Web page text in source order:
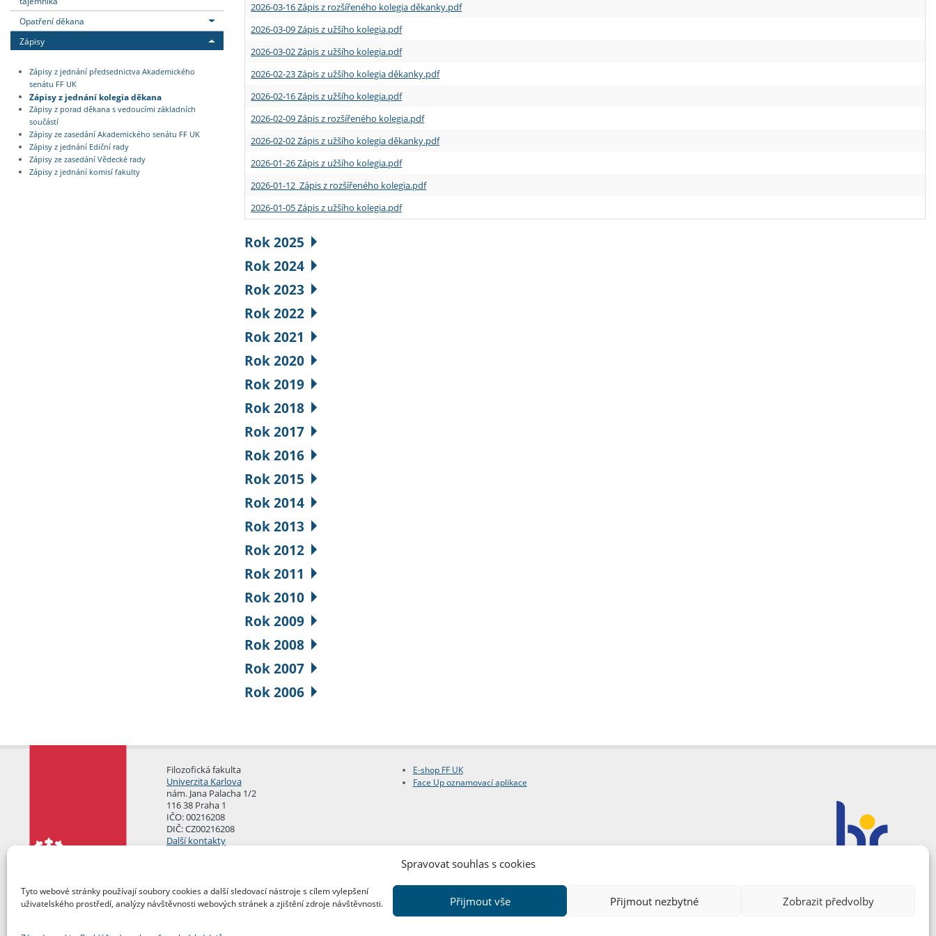
Spravovat souhlas s cookies
Tyto webové stránky používají soubory cookies a další sledovací nástroje s cílem vylepšení
uživatelského prostředí, analýzy návštěvnosti webových stránek a zjištění zdroje návštěvnosti.
Přijmout vše Přijmout nezbytné Zobrazit předvolby
Opatření děkana
Zápisy
Zápisy z jednání předsednictva Akademického
senátu FF UK
Zápisy z jednání kolegia děkana
Zápisy z porad děkana s vedoucími základních
součástí
Zápisy ze zasedání Akademického senátu FF UK
Zápisy z jednání Ediční rady
Zápisy ze zasedání Vědecké rady
Zápisy z jednání komisí fakulty
2026-03-16 Zápis z rozšířeného kolegia děkanky.pdf
2026-03-09 Zápis z užšího kolegia.pdf
2026-03-02 Zápis z užšího kolegia.pdf
2026-02-23 Zápis z užšího kolegia děkanky.pdf
2026-02-16 Zápis z užšího kolegia.pdf
2026-02-09 Zápis z rozšířeného kolegia.pdf
2026-02-02 Zápis z užšího kolegia děkanky.pdf
2026-01-26 Zápis z užšího kolegia.pdf
2026-01-12 Zápis z rozšířeného kolegia.pdf
2026-01-05 Zápis z užšího kolegia.pdf
Rok 2025
Rok 2024
Rok 2023
Rok 2022
Rok 2021
Rok 2020
Rok 2019
Rok 2018
Rok 2017
Rok 2016
Rok 2015
Rok 2014
Rok 2013
Rok 2012
Rok 2011
Rok 2010
Rok 2009
Rok 2008
Rok 2007
Rok 2006
Filozofická fakulta
Univerzita Karlova
nám. Jana Palacha 1/2
116 38 Praha 1
IČO: 00216208
DIČ: CZ00216208
Další kontakty
E-shop FF UK
Face Up oznamovací aplikace